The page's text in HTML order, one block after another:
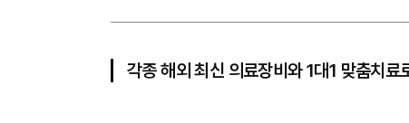
각종 해외 최신 의료장비와 1대1 맞춤치료